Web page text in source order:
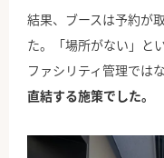
結果、ブースは予約が
た。「場所がない」と
ファシリティ管理ではな
直結する施策でした。